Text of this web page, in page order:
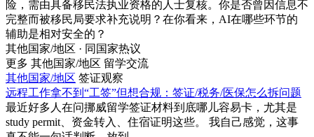
险，需由具备移民法执业资格的人士复核。你是否曾因信息不
完整而被移民局要求补充说明？在你看来，AI在哪些环节的
辅助是相对安全的？
其他国家/地区 · 同国家热议
更多 其他国家/地区 留学交流
其他国家/地区 签证观察
远程工作拿不到“工签”但想合规：签证/税务/医保怎么拆问题
最近好多人在问挪威留学签证材料到底哪儿容易卡，尤其是
study permit、资金转入、住宿证明这些。 我自己感觉，这事